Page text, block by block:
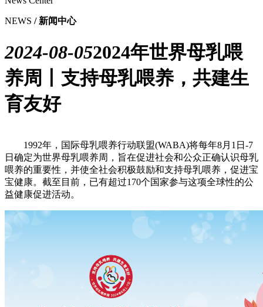
NEWS / 新闻中心
2024-08-052024年世界母乳喂
养周丨支持母乳喂养，共建生
育友好
1992年，国际母乳喂养行动联盟(WABA)将每年8月1日-7
日确定为世界母乳喂养周，旨在促进社会和公众正确认识母乳
喂养的重要性，并使全社会积极鼓励和支持母乳喂养，促进宝
宝健康。截至目前，已有超过170个国家参与这项全球性的公
益健康促进活动。